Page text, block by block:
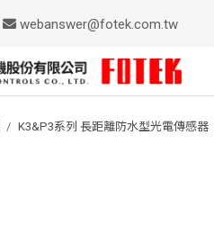
webanswer@fotek.com.tw
K3&P3系列 長距離防水型光電傳感器